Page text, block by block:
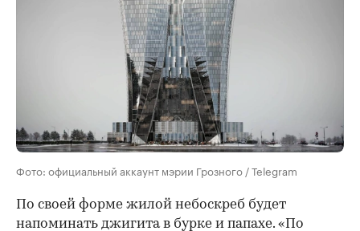
Фото: официальный аккаунт мэрии Грозного / Telegram
По своей форме жилой небоскреб будет
напоминать джигита в бурке и папахе. «По